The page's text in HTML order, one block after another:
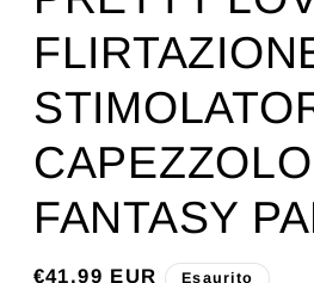
CAPEZZOLO
FANTASY
Prezzo
€41,99 EUR Esaurito